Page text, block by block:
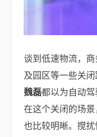
谈到低速物流，
及园区等一些关闭
魏磊都以为自动驾
在这个关闭的场
也比较明晰。搅